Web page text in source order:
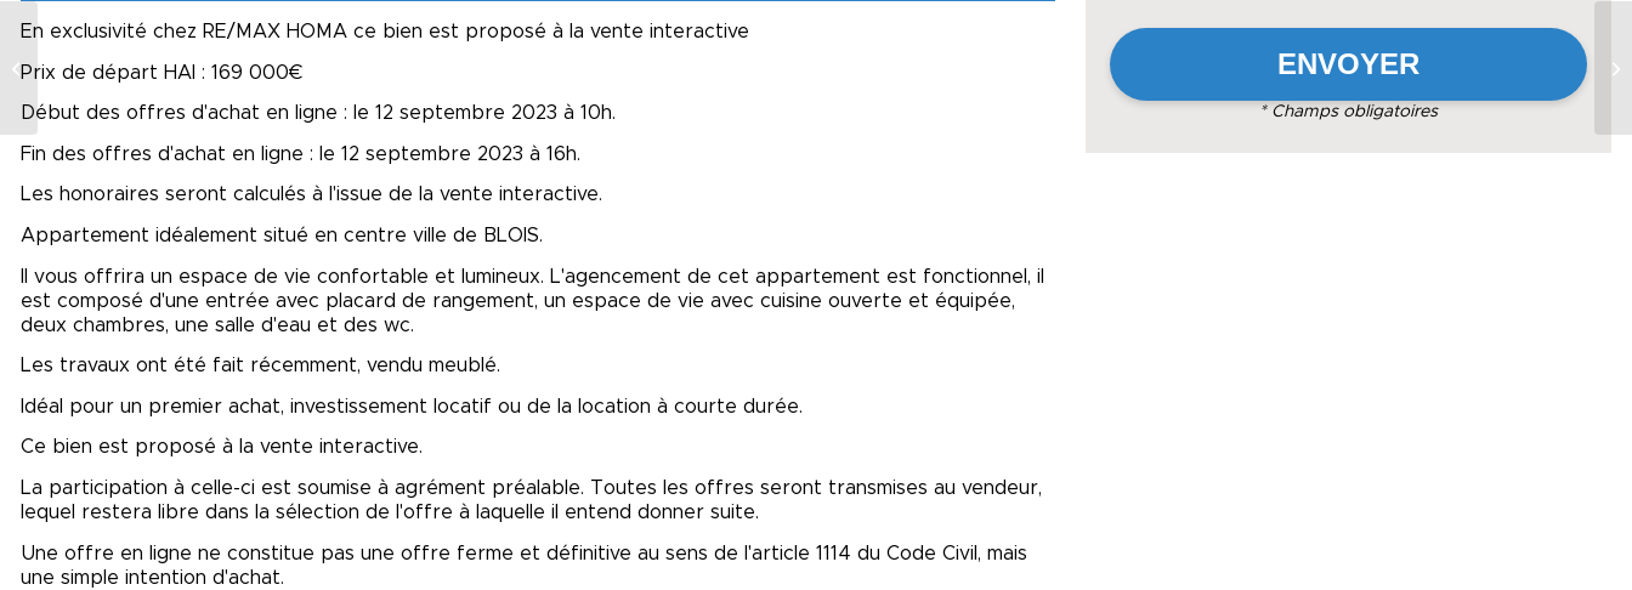
En exclusivité chez RE/MAX HOMA ce bien est proposé à la vente interactive
Prix de départ HAI : 169 000€
Début des offres d'achat en ligne : le 12 septembre 2023 à 10h.
Fin des offres d'achat en ligne : le 12 septembre 2023 à 16h.
Les honoraires seront calculés à l'issue de la vente interactive.
Appartement idéalement situé en centre ville de BLOIS.
Il vous offrira un espace de vie confortable et lumineux. L'agencement de cet appartement est fonctionnel, il
est composé d'une entrée avec placard de rangement, un espace de vie avec cuisine ouverte et équipée,
deux chambres, une salle d'eau et des wc.
Les travaux ont été fait récemment, vendu meublé.
Idéal pour un premier achat, investissement locatif ou de la location à courte durée.
Ce bien est proposé à la vente interactive.
La participation à celle-ci est soumise à agrément préalable. Toutes les offres seront transmises au vendeur,
lequel restera libre dans la sélection de l'offre à laquelle il entend donner suite.
Une offre en ligne ne constitue pas une offre ferme et définitive au sens de l'article 1114 du Code Civil, mais
une simple intention d'achat.
* Champs obligatoires
pièce(s) – 63 m²